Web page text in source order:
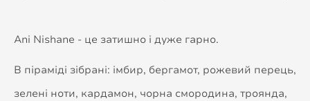
Ani Nishane - це затишно і дуже гарно.
В піраміді зібрані: імбир, бергамот, рожевий перець,
зелені ноти, кардамон, чорна смородина, троянда,